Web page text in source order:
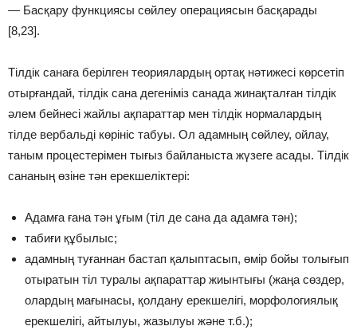
— Басқару функциясы сөйлеу операциясын басқарады
[8,23].
Тілдік санаға берілген теориялардың ортақ нəтижесі көрсетіп
отырғандай, тілдік сана дегеніміз санада жинақталған тілдік
әлем бейнесі жайлы ақпараттар мен тілдік нормалардың
тілде вербальді көрініс табуы. Ол адамның сөйлеу, ойлау,
таным процестерімен тығыз байланыста жүзеге асады. Тілдік
сананың өзіне тән ерекшеліктері:
Адамға ғана тән ұғым (тіл де сана да адамға тән);
табиғи құбылыс;
адамның туғаннан бастап қалыптасып, өмір бойы толығып
отыратын тіл туралы ақпараттар жиынтығы (жаңа сөздер,
олардың мағынасы, қолдану ерекшелігі, морфологиялық
ерекшелігі, айтылуы, жазылуы және т.б.);